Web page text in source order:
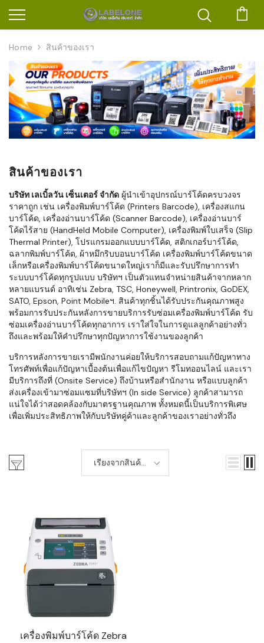
Home สินค้าของเรา
สินค้าของเรา
บริษัท เลเบิ้ลวัน เซ็นเตอร์ จำกัด ผู้นำเข้าอุปกรณ์บาร์โค้ดครบวงจร
ราคาถูก เช่น เครื่องพิมพ์บาร์โค้ด (Printers Barcode), เครื่องสแกน
บาร์โค้ด, เครื่องอ่านบาร์โค้ด (Scanner Barcode), เครื่องอ่านบาร์
โค้ดไร้สาย (HandHeld Mobile Computer), เครื่องพิมพ์ใบเสร็จ (Slip
Thermal Printer), โปรแกรมออกแบบบาร์โค้ด, สติกเกอร์บาร์โค้ด,
ฉลากพิมพ์บาร์โค้ด, ผ้าหมึกริบบอนบาร์โค้ด เครื่องพิมพ์บาร์โค้ดขนาด
เล็กหรือเครื่องพิมพ์บาร์โค้ดขนาดใหญ่เราก็มีและรับปรึกษาการทำ
ระบบบาร์โค้ดทุกรูปแบบ บริษัทฯ เป็นตัวแทนจำหน่ายสินค้าจากหลาก
หลายแบรนด์ อาทิเช่น Zebra, TSC, Honeywell, Printronix, GoDEX,
SATO, Epson, Point Mobileฯ. สินค้าทุกชิ้นได้รับประกันคุณภาพสูง
พร้อมการรับประกันหลังการขายบริการรับซ่อมเครื่องพิมพ์บาร์โค้ด รับ
ซ่อมเครื่องอ่านบาร์โค้ดทุกอาการ เราใส่ใจในการดูแลลูกค้าอย่างทั่ว
ถึงและพร้อมให้คำปรึกษาทุกปัญหาการใช้งานของลูกค้า
บริการหลังการขายเรามีพนักงานค่อยให้บริการสอบถามแก้ปัญหาทาง
โทรศัพท์เพื่อแก้ปัญหาเบื้องต้นเพื่อแก้ไขปัญหา รีโมทออนไลน์ และเรา
มีบริการถึงที่ (Onsite Service) ถึงบ้านหรือสำนักงาน หรือแบบลูกค้า
ส่งเครื่องเข้ามาซ่อมแซมที่บริษัทฯ (In side Service) ลูกค้าสามารถ
แน่ใจได้ว่าสอดคล้องกับมาตรฐานคุณภาพ ทั้งหมดนี้เป็นบริการพิเศษ
เพื่อเพิ่มประสิทธิภาพให้กับบริษัทคู่ค้าและลูกค้าของเราอย่างทั่วถึง
เรียงจากสินค้า
ใหม่-เก่า
เครื่องพิมพ์บาร์โค้ด Zebra